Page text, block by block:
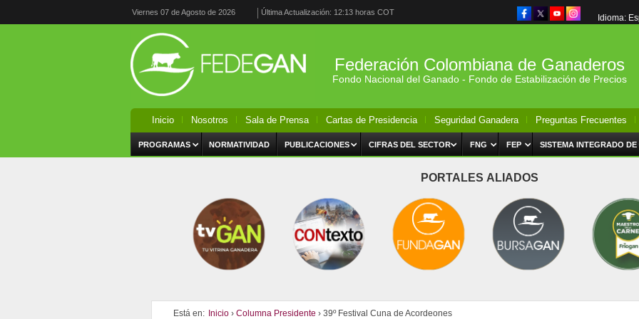
Viernes 07 de Agosto de 2026 Última Actualización: 12:13 horas COT
Idioma:
Federación Colombiana de Ganaderos
Fondo Nacional del Ganado - Fondo de Estabilización de Precios
Inicio Nosotros Sala de Prensa Cartas de Presidencia Seguridad Ganadera Preguntas Frecuentes
PROGRAMAS NORMATIVIDAD PUBLICACIONES CIFRAS DEL SECTOR FNG FEP SISTEMA INTEGRADO DE
PORTALES ALIADOS
Está en: Inicio › Columna Presidente › 39º Festival Cuna de Acordeones